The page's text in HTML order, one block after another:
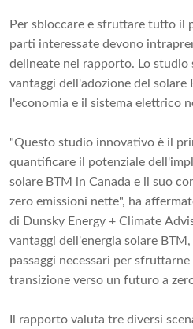
Per sbloccare e sfruttare tutto il
parti interessate devono
delineate nel rapporto. Lo studio
vantaggi dell'adozione del
l'economia e il sistema elettrico
"Questo studio innovativo è il
quantificare il potenziale
solare BTM in Canada e il suo
zero emissioni nette", ha
di Dunsky Energy + Climate
vantaggi dell'energia solare
passaggi necessari per
transizione verso un futuro a
Il rapporto valuta tre diversi